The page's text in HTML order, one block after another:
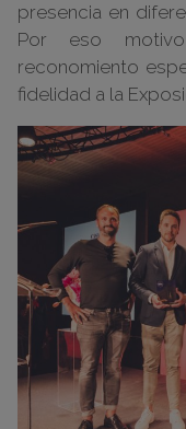
presencia en
Por eso
reconomiento
fidelidad a la